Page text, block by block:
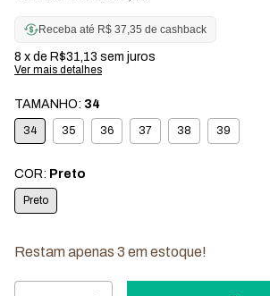
Receba até R$ 37,35 de cashback
8 x de R$31,13 sem juros
Ver mais detalhes
TAMANHO: 34
34 35 36 37 38 39
COR: Preto
Preto
Restam apenas 3 em estoque!